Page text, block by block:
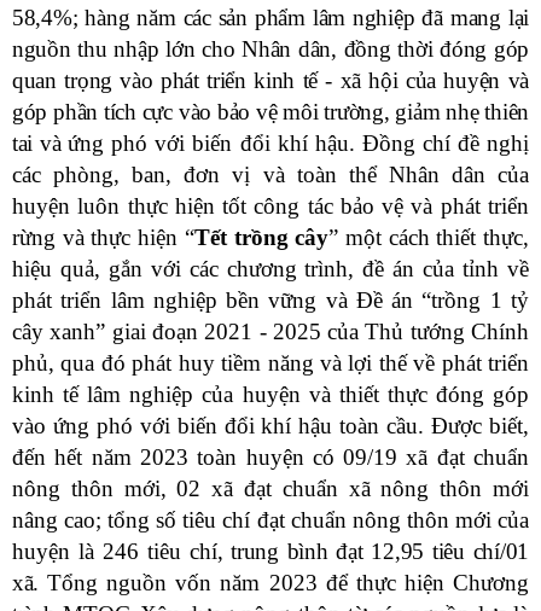
58,4%; hàng năm các sản phẩm lâm nghiệp đã mang lại
nguồn thu nhập lớn cho Nhân dân, đồng thời đóng góp
quan trọng vào phát triển kinh tế - xã hội của huyện và
góp phần tích cực vào bảo vệ môi trường, giảm nhẹ thiên
tai vàứng phó với biến đổi khí hậu. Đồng chí đề nghị
các phòng, ban, đơn vị và toàn thể Nhân dân của
huyện luôn thực hiện tốt công tác bảo vệ và phát triển
rừng và thực hiện “Tếttrồngcây” một cách thiết thực,
hiệu quả, gắn với các chương trình, đề án của tỉnh về
phát triển lâm nghiệp bền vững và Đề án “trồng 1 tỷ
cây xanh” giai đoạn 2021 - 2025 của Thủ tướng Chính
phủ, qua đó phát huy tiềm năng và lợi thế về phát triển
kinh tế lâm nghiệp của huyện và thiết thực đóng góp
vào ứng phó với biến đổi khí hậu toàn cầu. Được biết,
đến hết năm 2023 toàn huyện có 09/19 xã đạt chuẩn
nông thôn mới, 02 xã đạt chuẩn xã nông thôn mới
nâng cao;tổng số tiêu chí đạt chuẩn nông thôn mới của
huyện là 246 tiêuchí, trung bình đạt 12,95 tiêu chí/01
xã.Tổng nguồn vốn năm 2023 để thực hiện Chương